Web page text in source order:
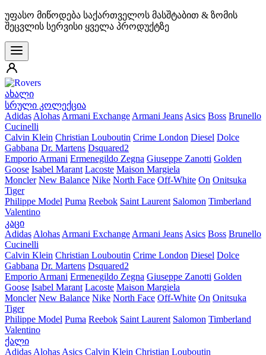
უფასო მიწოდება საქართველოს მასშტაბით & ზომის
შეცვლის სერვისი ყველა პროდუქტზე
ახალი
სრული კოლექცია
Adidas Alohas Armani Exchange Armani Jeans Asics Boss Brunello
Cucinelli
Calvin Klein Christian Louboutin Crime London Diesel Dolce
Gabbana Dr. Martens Dsquared2
Emporio Armani Ermenegildo Zegna Giuseppe Zanotti Golden
Goose Isabel Marant Lacoste Maison Margiela
Moncler New Balance Nike North Face Off-White On Onitsuka
Tiger
Philippe Model Puma Reebok Saint Laurent Salomon Timberland
Valentino
კაცი
Adidas Alohas Armani Exchange Armani Jeans Asics Boss Brunello
Cucinelli
Calvin Klein Christian Louboutin Crime London Diesel Dolce
Gabbana Dr. Martens Dsquared2
Emporio Armani Ermenegildo Zegna Giuseppe Zanotti Golden
Goose Isabel Marant Lacoste Maison Margiela
Moncler New Balance Nike North Face Off-White On Onitsuka
Tiger
Philippe Model Puma Reebok Saint Laurent Salomon Timberland
Valentino
ქალი
Adidas Alohas Asics Calvin Klein Christian Louboutin